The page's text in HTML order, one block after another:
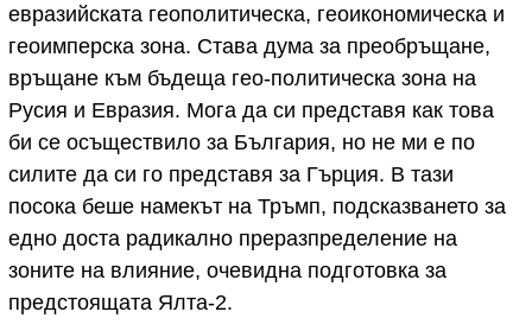
евразийската геополитическа, геоикономическа и
геоимперска зона. Става дума за преобръщане,
връщане към бъдеща гео-политическа зона на
Русия и Евразия. Мога да си представя как това
би се осъществило за България, но не ми е по
силите да си го представя за Гърция. В тази
посока беше намекът на Тръмп, подсказването за
едно доста радикално преразпределение на
зоните на влияние, очевидна подготовка за
предстоящата Ялта-2.